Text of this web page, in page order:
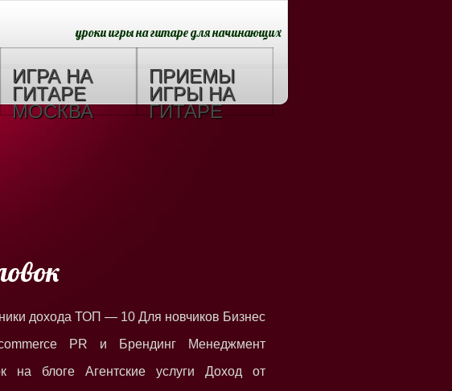
уроки игры на гитаре для начинающих
ИГРА НА
ГИТАРЕ
МОСКВА
ПРИЕМЫ
ИГРЫ НА
ГИТАРЕ
дохода ТОП — 10 Для новчиков Бизнес
PR и Брендинг Менеджмент
на блоге Агентские услуги Доход от